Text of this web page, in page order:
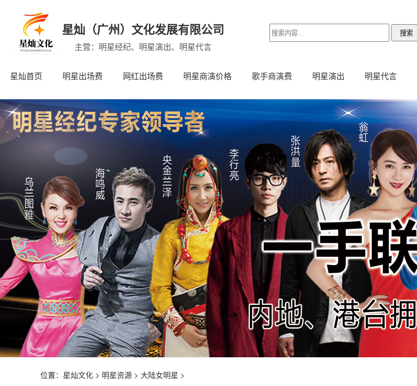
星灿（广州）文化发展有限公司
主营：明星经纪、明星演出、明星代言
星灿首页 明星出场费 网红出场费 明星商演价格 歌手商演费 明星演出 明星代言
位置： 星灿文化> 明星资源> 大陆女明星 >